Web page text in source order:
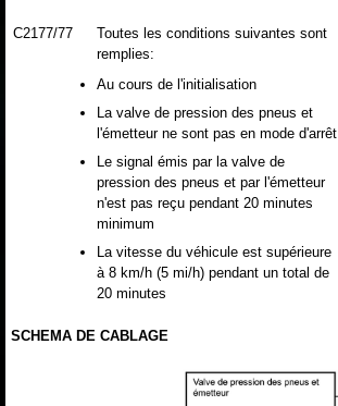
C2177/77
Toutes les conditions suivantes sont
remplies:
Au cours de l'initialisation
La valve de pression des pneus et
l'émetteur ne sont pas en mode d'arrêt
Le signal émis par la valve de
pression des pneus et par l'émetteur
n'est pas reçu pendant 20 minutes
minimum
La vitesse du véhicule est supérieure
à 8 km/h (5 mi/h) pendant un total de
20 minutes
SCHEMA DE CABLAGE